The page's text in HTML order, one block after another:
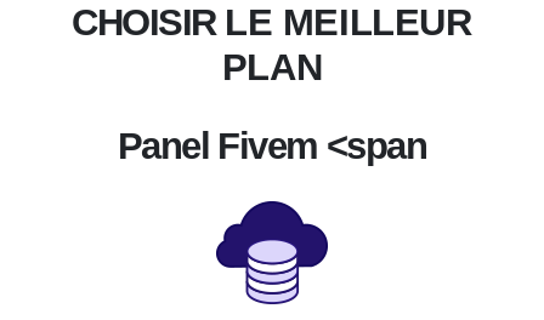
CHOISIR LE MEILLEUR
PLAN
Panel Fivem <span